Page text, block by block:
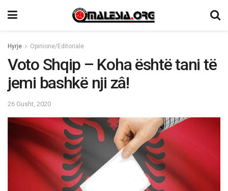
Hyrje Opinione/Editoriale
Voto Shqip – Koha është tani të
jemi bashkë nji zâ!
26 Gusht, 2020